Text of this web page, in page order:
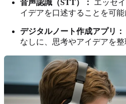
音声認識（STT）：
エッセ
イデアを口述することを可能
デジタルノート作成アプリ：
なしに、思考やアイデアを整